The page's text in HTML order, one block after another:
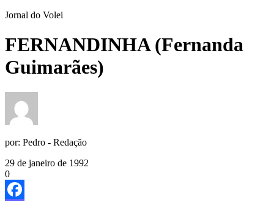
Jornal do Volei
FERNANDINHA (Fernanda
Guimarães)
por: Pedro - Redação
29 de janeiro de 1992
0